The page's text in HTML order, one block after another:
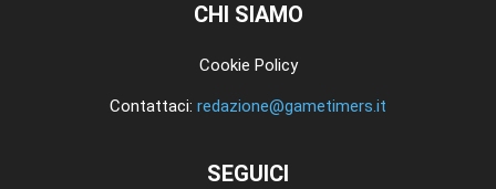
CHI SIAMO
Cookie Policy
Contattaci: redazione@gametimers.it
SEGUICI